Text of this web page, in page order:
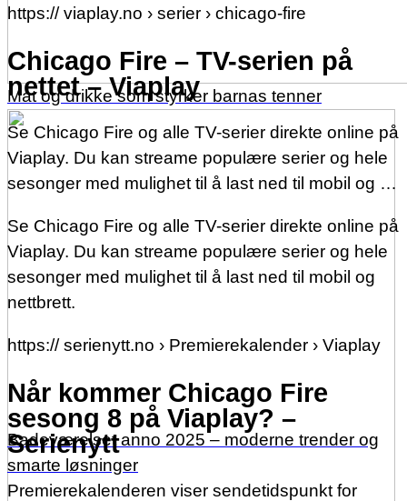
Mat og drikke som styrker barnas tenner
Badeværelset anno 2025 – moderne trender og
smarte løsninger
https:// viaplay.no › serier › chicago-fire
Chicago Fire – TV-serien på
nettet – Viaplay
Se Chicago Fire og alle TV-serier direkte online på
Viaplay. Du kan streame populære serier og hele
sesonger med mulighet til å last ned til mobil og …
Se Chicago Fire og alle TV-serier direkte online på
Viaplay. Du kan streame populære serier og hele
sesonger med mulighet til å last ned til mobil og
nettbrett.
https:// serienytt.no › Premierekalender › Viaplay
Når kommer Chicago Fire
sesong 8 på Viaplay? –
Serienytt
Premierekalenderen viser sendetidspunkt for